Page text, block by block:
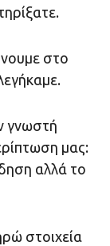
στο
γνωστή
μας:
αλλά το
στοιχεία